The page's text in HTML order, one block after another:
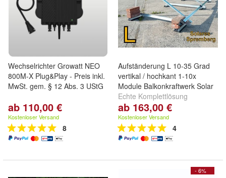
Wechselrichter Growatt NEO
800M-X Plug&Play - Preis inkl.
MwSt. gem. § 12 Abs. 3 UStG
ab 110,00 €
Kostenloser Versand
8
Aufständerung L 10-35 Grad
vertikal / hochkant 1-10x
Module Balkonkraftwerk Solar
Echte Komplettlösung
wahlweise zum verschrauben
oder ballastieren
ab 163,00 €
Kostenloser Versand
4
- 6%